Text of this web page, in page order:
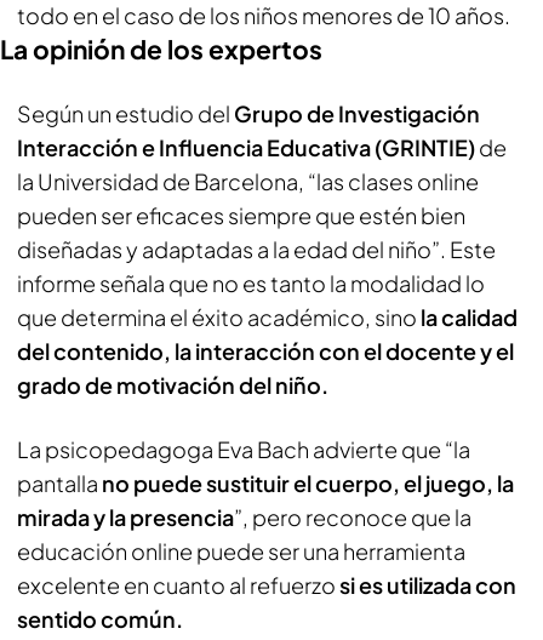
todo en el caso de los niños menores de 10 años.
La opinión de los expertos
Según un estudio del Grupo de Investigación
Interacción e Influencia Educativa (GRINTIE)de
la Universidad de Barcelona, “las clases online
pueden ser eficaces siempre que estén bien
diseñadas y adaptadas a la edad del niño”. Este
informe señala que no es tanto la modalidad lo
que determina el éxito académico, sino la calidad
del contenido, la interacción con el docente y el
grado de motivación del niño.
La psicopedagoga Eva Bach advierte que “la
pantalla no puede sustituir el cuerpo, el juego, la
mirada y la presencia”, pero reconoce que la
educación online puede ser una herramienta
excelente en cuanto al refuerzosi es utilizada con
sentido común.